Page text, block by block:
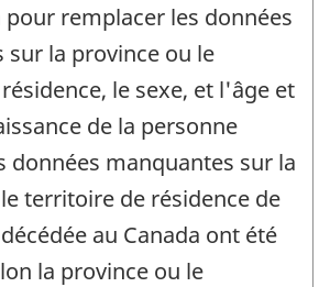
remplacer les données
sur la province ou le
le sexe, et l'âge et
de la personne
données manquantes sur la
territoire de résidence de
au Canada ont été
la province ou le